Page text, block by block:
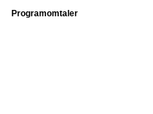
Programomtaler